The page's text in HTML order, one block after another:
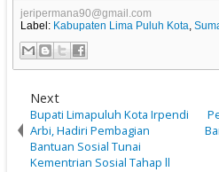
jeripermana90@gmail.com
Label: Kabupaten Lima Puluh Kota,
Next
Bupati Limapuluh Kota Irpendi
Arbi, Hadiri Pembagian
Bantuan Sosial Tunai
Kementrian Sosial Tahap ll